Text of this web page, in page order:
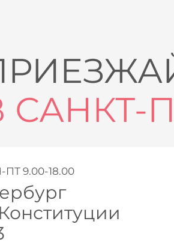
САНКТ-
9.00-18.00